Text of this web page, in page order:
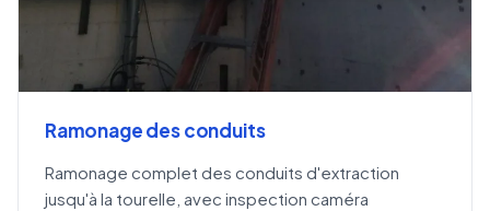
Ramonage des conduits
Ramonage complet des conduits d'extraction
jusqu'à la tourelle, avec inspection caméra